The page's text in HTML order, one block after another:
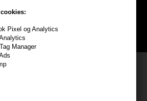
Pixel og Analytics
Manager
HER